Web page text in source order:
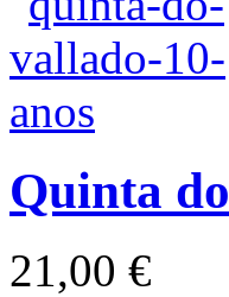
Quinta
21,00 €